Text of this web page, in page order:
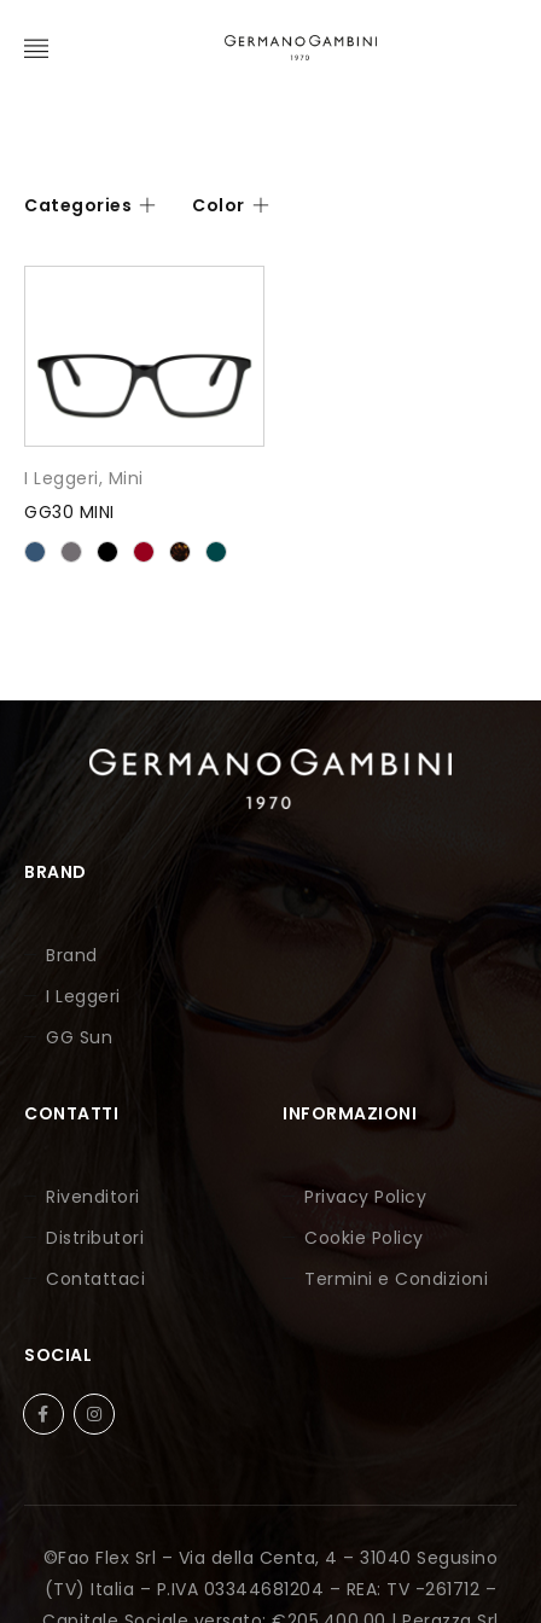
Categories Color
I Leggeri, Mini
GG30 MINI
BRAND
Brand
I Leggeri
GG Sun
CONTATTI
Rivenditori
Distributori
Contattaci
INFORMAZIONI
Privacy Policy
Cookie Policy
Termini e Condizioni
SOCIAL
©Fao Flex Srl – Via della Centa, 4 – 31040 Segusino
(TV) Italia – P.IVA 03344681204 – REA: TV -261712 –